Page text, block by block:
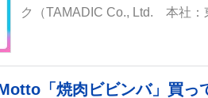
ク（TAMADIC Co., Ltd. 本社：
「焼肉ビビンバ」買